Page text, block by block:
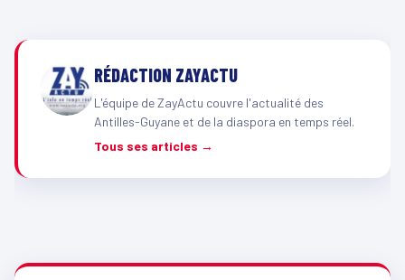
RÉDACTION ZAYACTU
L'équipe de ZayActu couvre l'actualité des
Antilles-Guyane et de la diaspora en temps réel.
Tous ses articles →